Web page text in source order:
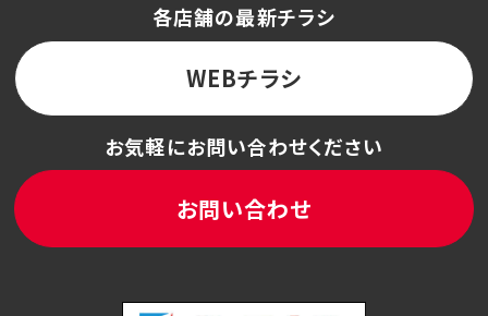
各店舗の最新チラシ
WEBチラシ
お気軽にお問い合わせください
お問い合わせ